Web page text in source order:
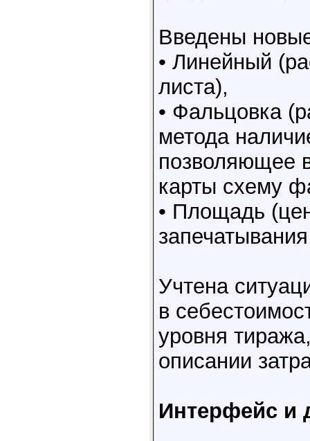
Введены
• Линейный
листа),
• Фальцовка
метода
позволяющее
карты схему
• Площадь
Учтена
в
уровня
описании
Интерфейс и